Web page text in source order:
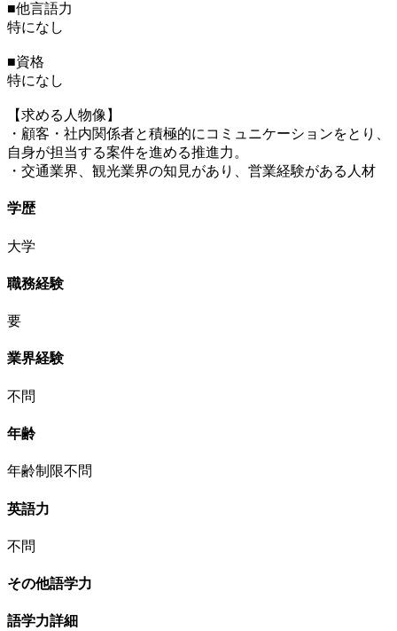
■他言語力
特になし
■資格
特になし
【求める人物像】
・顧客・社内関係者と積極的にコミュニケーションをとり、
自身が担当する案件を進める推進力。
・交通業界、観光業界の知見があり、営業経験がある人材
学歴
大学
職務経験
要
業界経験
不問
年齢
年齢制限不問
英語力
不問
その他語学力
語学力詳細